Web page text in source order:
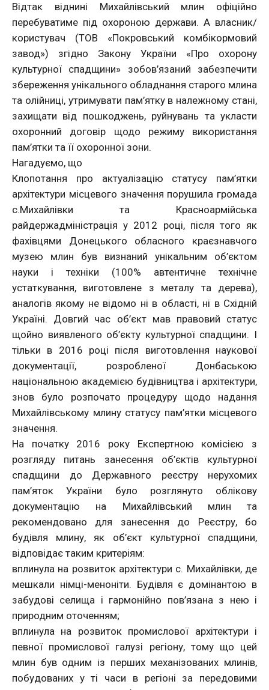
Відтак віднині Михайлівський млин офіційно
перебуватиме під охороною держави. А власник/
користувач (ТОВ «Покровський комбікормовий
завод») згідно Закону України «Про охорону
культурної спадщини» зобов’язаний забезпечити
збереження унікального обладнання старого млина
та олійниці, утримувати пам’ятку в належному стані,
захищати від пошкоджень, руйнувань та укласти
охоронний договір щодо режиму використання
пам’ятки та її охоронної зони.
Нагадуємо, що
Клопотання про актуалізацію статусу пам’ятки
архітектури місцевого значення порушила громада
с.Михайлівки та Красноармійська
райдержадміністрація у 2012 році, після того як
фахівцями Донецького обласного краєзнавчого
музею млин був визнаний унікальним об’єктом
науки і техніки (100% автентичне технічне
устаткування, виготовлене з металу та дерева),
аналогів якому не відомо ні в області, ні в Східній
Україні. Довгий час об’єкт мав правовий статус
щойно виявленого об’єкту культурної спадщини. І
тільки в 2016 році після виготовлення наукової
документації, розробленої Донбаською
національною академією будівництва і архітектури,
знов було розпочато процедуру щодо надання
Михайлівському млину статусу пам’ятки місцевого
значення.
На початку 2016 року Експертною комісією з
розгляду питань занесення об’єктів культурної
спадщини до Державного реєстру нерухомих
пам’яток України було розглянуто облікову
документацію на Михайлівський млин та
рекомендовано для занесення до Реєстру, бо
будівля млину, як об’єкт культурної спадщини,
відповідає таким критеріям:
вплинула на розвиток архітектури с. Михайлівки, де
мешкали німці-меноніти. Будівля є домінантою в
забудові селища і гармонійно пов’язана з нею і
природним оточенням;
вплинула на розвиток промислової архітектури і
певної промислової галузі регіону, тому що цей
млин був одним із перших механізованих млинів,
побудованих у ті часи в регіоні за передовими